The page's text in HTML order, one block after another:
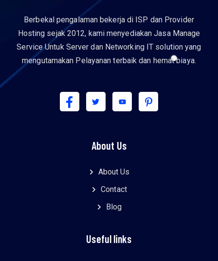
Berbekal pengalaman bekerja di ISP dan Provider
Hosting sejak 2012, kami menyediakan Jasa Manage
Service Untuk Server dan Networking IT solution yang
mengutamakan Pelayanan terbaik dan hemat biaya.
About Us
About Us
Contact
Blog
Useful links